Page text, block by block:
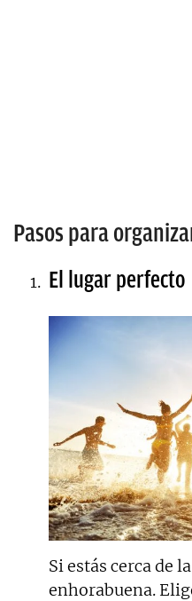
Pasos para
El lugar perfecto
Si estás cerca de
enhorabuena.